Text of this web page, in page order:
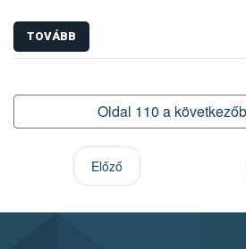
TOVÁBB
Oldal 110 a
Előző